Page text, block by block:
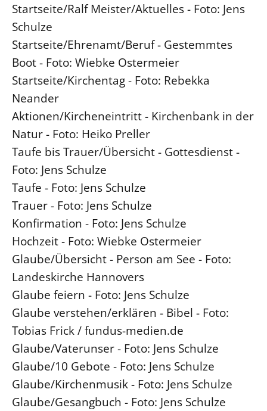
Startseite/Ralf Meister/Aktuelles - Foto: Jens
Schulze
Startseite/Ehrenamt/Beruf - Gestemmtes
Boot - Foto: Wiebke Ostermeier
Startseite/Kirchentag - Foto: Rebekka
Neander
Aktionen/Kircheneintritt - Kirchenbank in der
Natur - Foto: Heiko Preller
Taufe bis Trauer/Übersicht - Gottesdienst -
Foto: Jens Schulze
Taufe - Foto: Jens Schulze
Trauer - Foto: Jens Schulze
Konfirmation - Foto: Jens Schulze
Hochzeit - Foto: Wiebke Ostermeier
Glaube/Übersicht - Person am See - Foto:
Landeskirche Hannovers
Glaube feiern - Foto: Jens Schulze
Glaube verstehen/erklären - Bibel - Foto:
Tobias Frick / fundus-medien.de
Glaube/Vaterunser - Foto: Jens Schulze
Glaube/10 Gebote - Foto: Jens Schulze
Glaube/Kirchenmusik - Foto: Jens Schulze
Glaube/Gesangbuch - Foto: Jens Schulze